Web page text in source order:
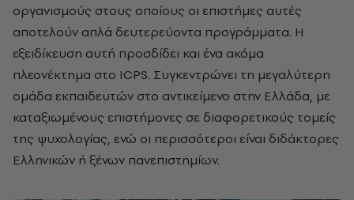
οργανισμούς στους οποίους οι επιστήμες αυτές
αποτελούν απλά δευτερεύοντα προγράμματα. Η
εξειδίκευση αυτή προσδίδει και ένα ακόμα
πλεονέκτημα στο ICPS. Συγκεντρώνει τη μεγαλύτερη
ομάδα εκπαιδευτών στο αντικείμενο στην Ελλάδα, με
καταξιωμένους επιστήμονες σε διαφορετικούς τομείς
της ψυχολογίας, ενώ οι περισσότεροι είναι διδάκτορες
Ελληνικών ή ξένων πανεπιστημίων.